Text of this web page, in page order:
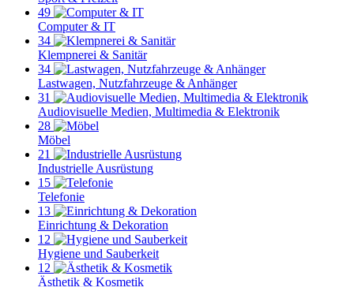
49
Computer & IT
34
Klempnerei & Sanitär
34
Lastwagen, Nutzfahrzeuge & Anhänger
31
Audiovisuelle Medien, Multimedia & Elektronik
28
Möbel
21
Industrielle Ausrüstung
15
Telefonie
13
Einrichtung & Dekoration
12
Hygiene und Sauberkeit
12
Ästhetik & Kosmetik